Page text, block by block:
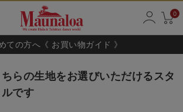
0
ての方へ《 お買い物ガイド 》
ちらの生地をお選びいただけるスタ
です